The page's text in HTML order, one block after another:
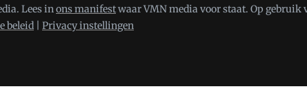
Lees inons manifestwaar VMN media voor staat. Op gebruik
beleid Privacy instellingen